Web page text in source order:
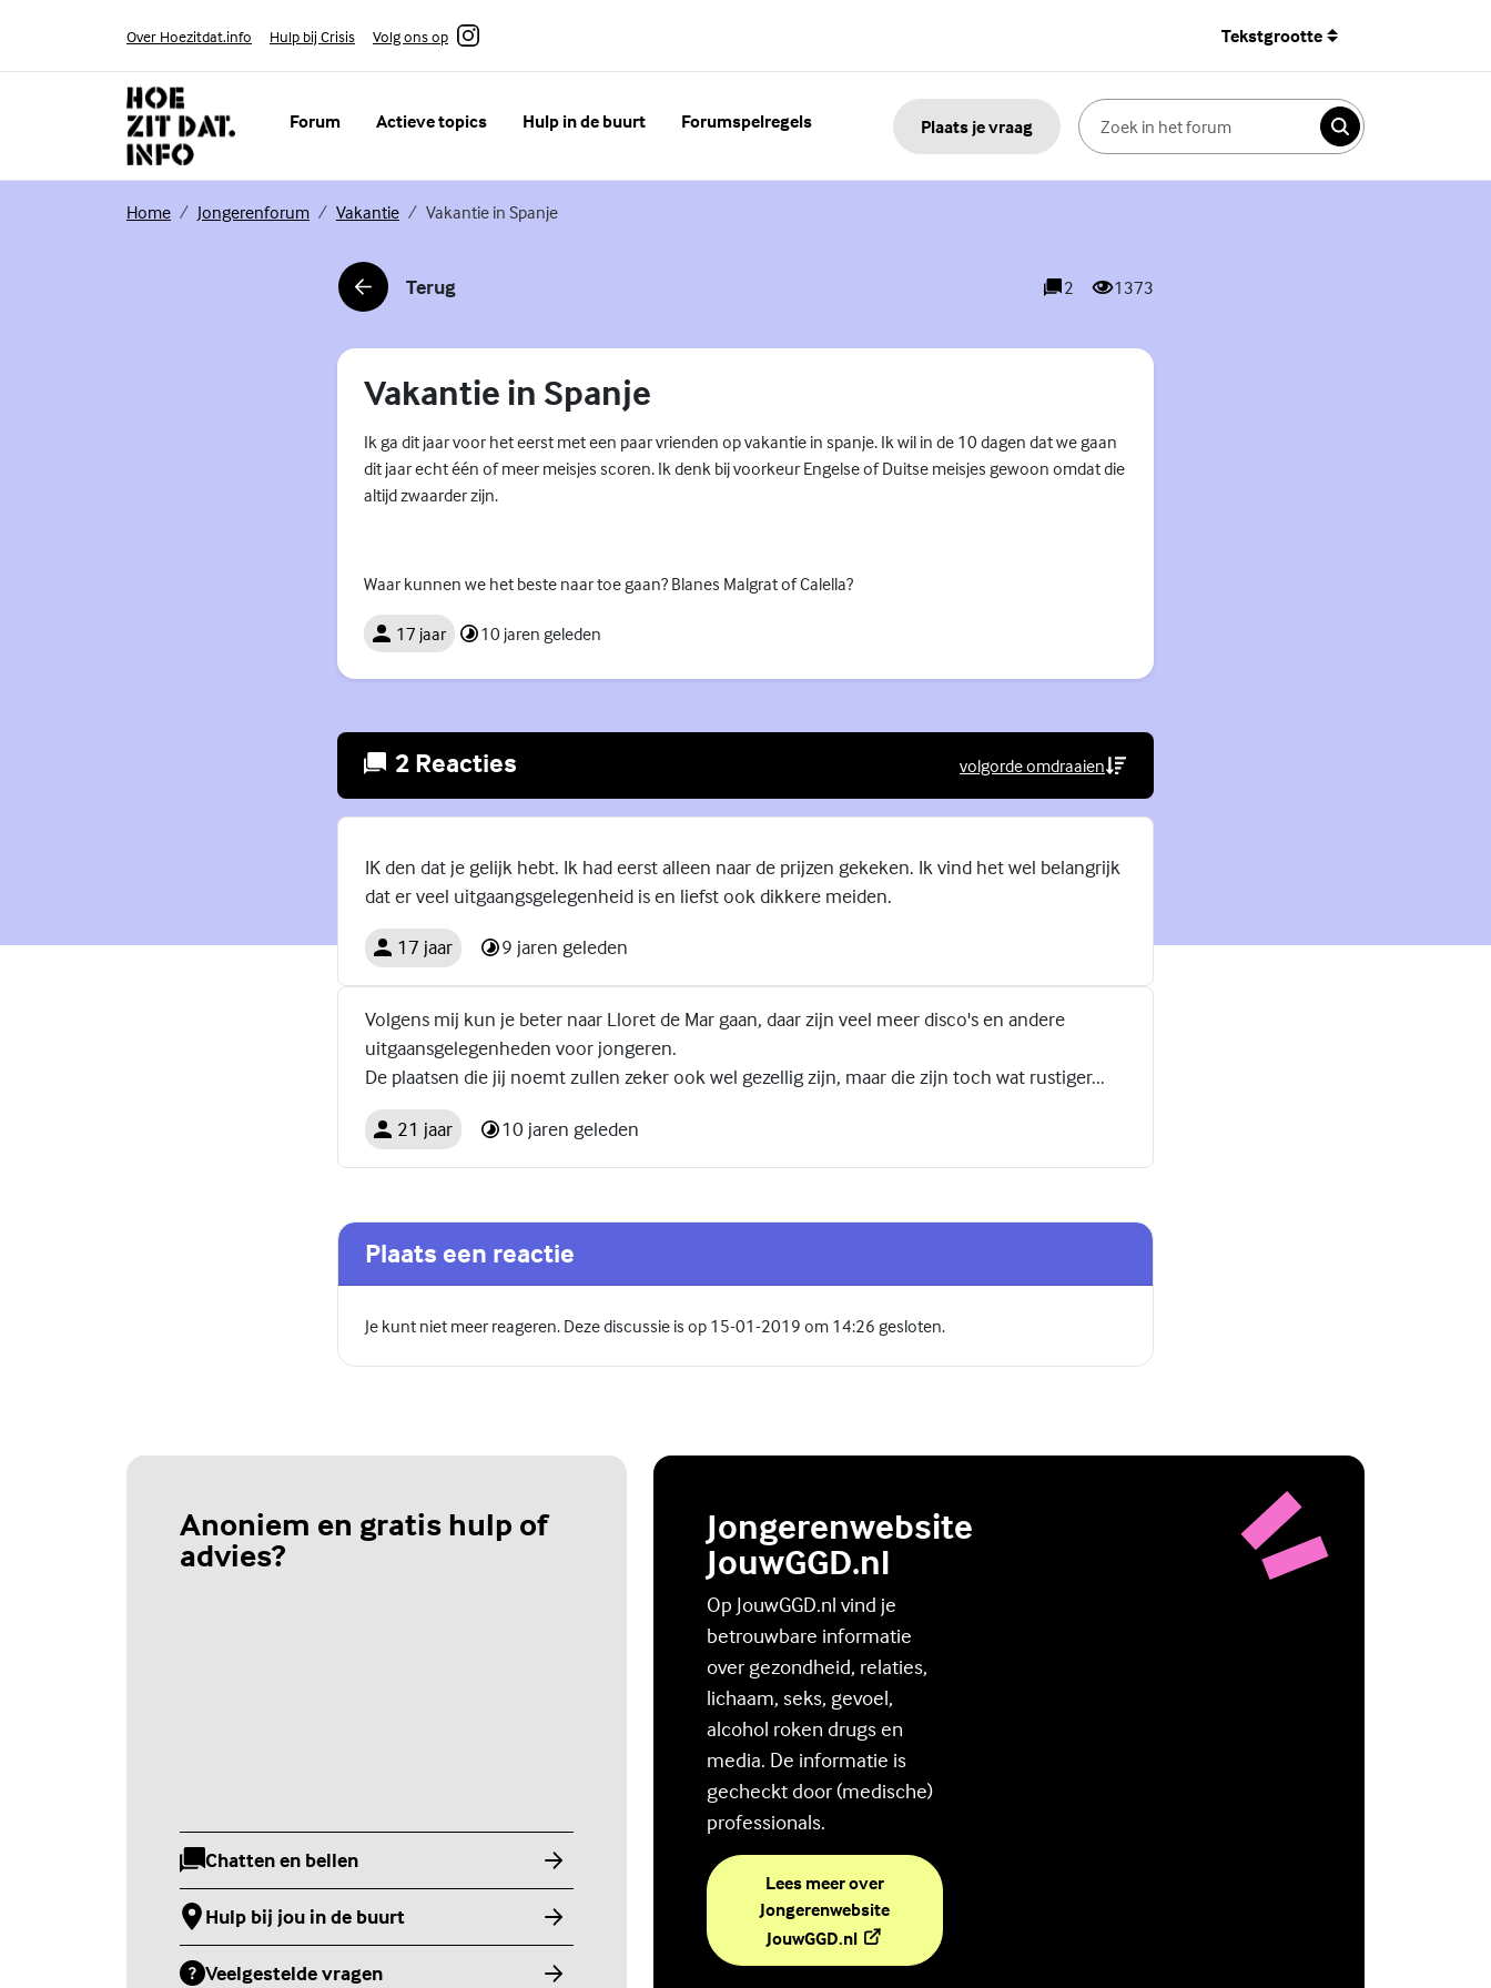
Over Hoezitdat.info Hulp bij Crisis Volg ons op
Instagram Tekstgrootte
Forum Actieve topics Hulp in de buurt Forumspelregels Plaats je vraag
Zoeken
Home(Externe link)
Jongerenforum(Externe link)
Vakantie(Externe link)
Vakantie in Spanje
Terug
(Externe link) 2
reacties
1373
weergaves
Vakantie in Spanje
Ik ga dit jaar voor het eerst met een paar vrienden op vakantie in spanje. Ik wil in de 10 dagen dat we gaan
dit jaar echt één of meer meisjes scoren. Ik denk bij voorkeur Engelse of Duitse meisjes gewoon omdat die
altijd zwaarder zijn.
Waar kunnen we het beste naar toe gaan? Blanes Malgrat of Calella?
17 jaar 10 jaren geleden
2 Reacties volgorde omdraaien
(Externe link)
IK den dat je gelijk hebt. Ik had eerst alleen naar de prijzen gekeken. Ik vind het wel belangrijk
dat er veel uitgaangsgelegenheid is en liefst ook dikkere meiden.
17 jaar 9 jaren geleden
Volgens mij kun je beter naar Lloret de Mar gaan, daar zijn veel meer disco's en andere
uitgaansgelegenheden voor jongeren.
De plaatsen die jij noemt zullen zeker ook wel gezellig zijn, maar die zijn toch wat rustiger...
21 jaar 10 jaren geleden
Plaats een reactie
Je kunt niet meer reageren. Deze discussie is op 15-01-2019 om 14:26 gesloten.
Anoniem en gratis hulp of
advies?
Chatten en bellen
(Externe link)
Hulp bij jou in de buurt
(Externe link)
Veelgestelde vragen
Jongerenwebsite
JouwGGD.nl
Op JouwGGD.nl vind je
betrouwbare informatie
over gezondheid, relaties,
lichaam, seks, gevoel,
alcohol roken drugs en
media. De informatie is
gecheckt door (medische)
professionals.
Lees meer over
Jongerenwebsite
JouwGGD.nl(Externe link)